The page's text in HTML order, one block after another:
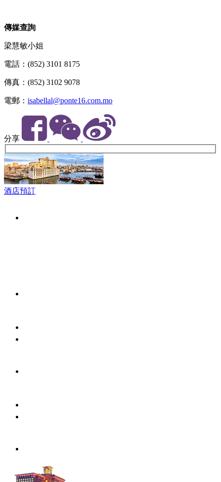
傳媒查詢
梁慧敏小姐
電話：(852) 3101 8175
傳真：(852) 3102 9078
電郵： isabellal@ponte16.com.mo
分享
酒店預訂